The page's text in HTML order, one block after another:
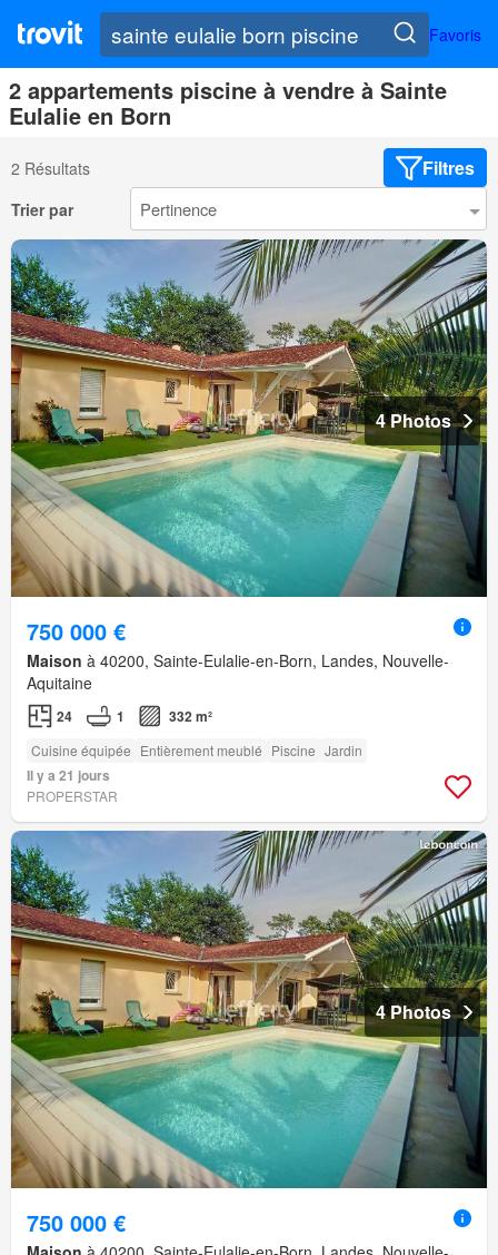
Favoris
2 appartements piscine à vendre à Sainte
Eulalie en Born
2 Résultats Filtres
Trier par
4 Photos
750 000 €
Maison à 40200, Sainte-Eulalie-en-Born, Landes, Nouvelle-
Aquitaine
24 1 332 m²
Cuisine équipée Entièrement meublé Piscine Jardin
Il y a 21 jours
PROPERSTAR
4 Photos
750 000 €